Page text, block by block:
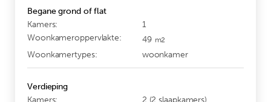
Begane grond of flat
Kamers:
1
Woonkameroppervlakte:
49 m2
Woonkamertypes: woonkamer
Verdieping
Kamers:
2 (2 slaapkamers)